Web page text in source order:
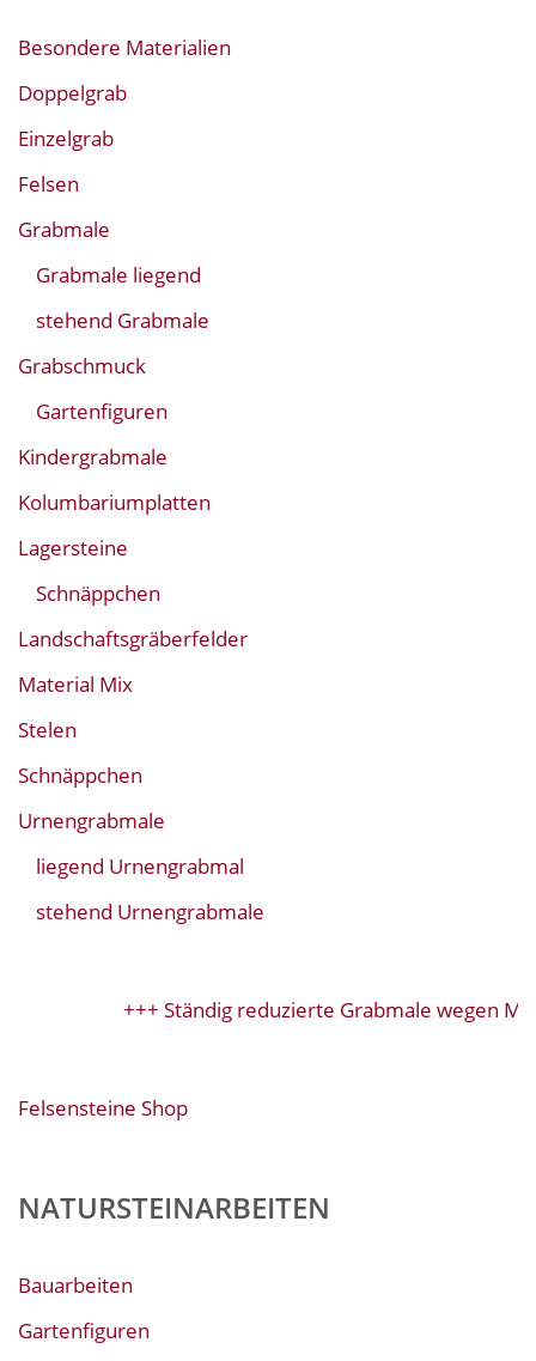
Besondere Materialien
Doppelgrab
Einzelgrab
Felsen
Grabmale
Grabmale liegend
stehend Grabmale
Grabschmuck
Gartenfiguren
Kindergrabmale
Kolumbariumplatten
Lagersteine
Schnäppchen
Landschaftsgräberfelder
Material Mix
Stelen
Schnäppchen
Urnengrabmale
liegend Urnengrabmal
stehend Urnengrabmale
+++ Ständig reduzierte Grabmale wegen
Felsensteine Shop
NATURSTEINARBEITEN
Bauarbeiten
Gartenfiguren